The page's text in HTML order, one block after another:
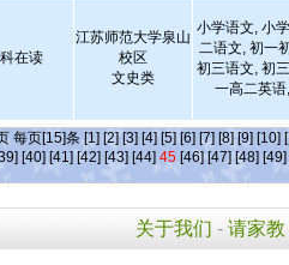
在读
江苏师范大学泉山
校区
文史类
小学语文, 小
二语文, 初一
初三语文, 初
一高二英
每页[15]条 [1] [2] [3] [4] [5] [6] [7] [8] [9] [10]
[40] [41] [42] [43] [44] 45 [46] [47] [48] [49]
关于我们 - 请家教